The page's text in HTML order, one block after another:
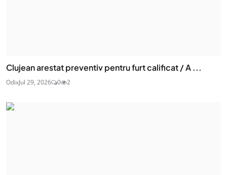
Clujean arestat preventiv pentru furt calificat / A ...
OdixJul 29, 2026 0 2